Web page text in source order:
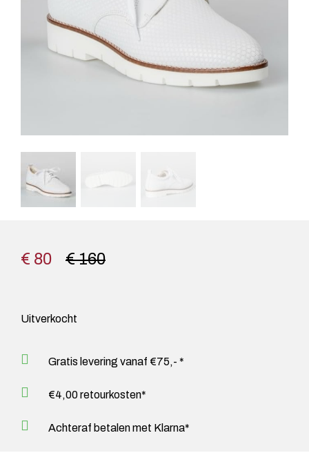
€ 160
€ 80
Uitverkocht
Gratis levering vanaf €75,- *
€4,00 retourkosten*
Achteraf betalen met Klarna*